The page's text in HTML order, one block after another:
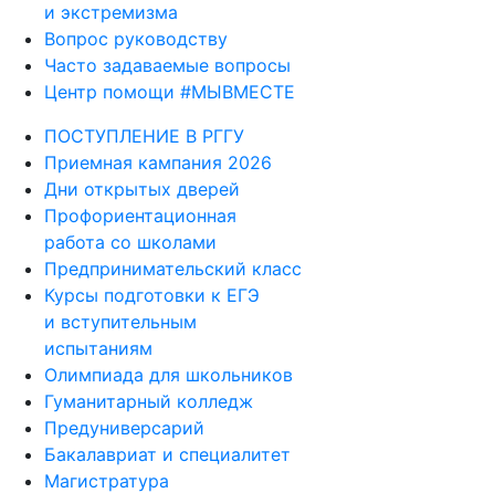
и экстремизма
Вопрос руководству
Часто задаваемые вопросы
Центр помощи #МЫВМЕСТЕ
ПОСТУПЛЕНИЕ В РГГУ
Приемная кампания 2026
Дни открытых дверей
Профориентационная
работа со школами
Предпринимательский класс
Курсы подготовки к ЕГЭ
и вступительным
испытаниям
Олимпиада для школьников
Гуманитарный колледж
Предуниверсарий
Бакалавриат и специалитет
Магистратура